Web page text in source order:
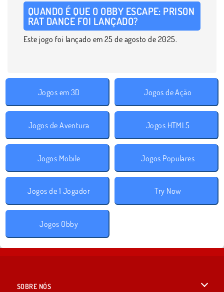
QUANDO É QUE O OBBY ESCAPE: PRISON
RAT DANCE FOI LANÇADO?
Este jogo foi lançado em 25 de agosto de 2025.
Jogos em 3D Jogos de Ação
Jogos de Aventura Jogos HTML5
Jogos Mobile Jogos Populares
Jogos de 1 Jogador Try Now
Jogos Obby
SOBRE NÓS